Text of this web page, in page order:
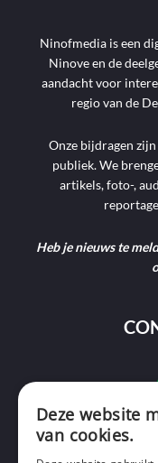
Ninofmedia is een
Ninove en de
aandacht voor
regio van de
Onze bijdragen
publiek. We
artikels, foto-,
Heb je nieuws te
Deze website
van cookies.